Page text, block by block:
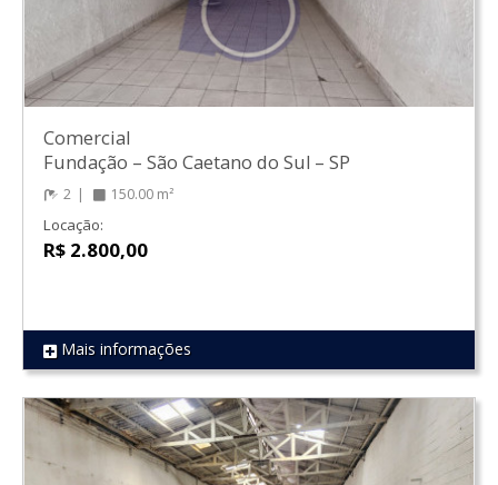
REF 1282
Comercial
Fundação – São Caetano do Sul – SP
2 150.00 m²
Locação:
R$ 2.800,00
Mais informações